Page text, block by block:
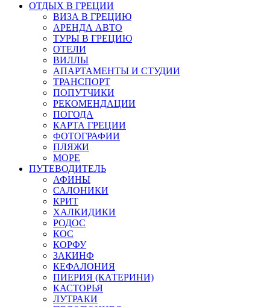
ОТДЫХ В ГРЕЦИИ
ВИЗА В ГРЕЦИЮ
АРЕНДА АВТО
ТУРЫ В ГРЕЦИЮ
ОТЕЛИ
ВИЛЛЫ
АПАРТАМЕНТЫ И СТУДИИ
ТРАНСПОРТ
ПОПУТЧИКИ
РЕКОМЕНДАЦИИ
ПОГОДА
КАРТА ГРЕЦИИ
ФОТОГРАФИИ
ПЛЯЖИ
МОРЕ
ПУТЕВОДИТЕЛЬ
АФИНЫ
САЛОНИКИ
КРИТ
ХАЛКИДИКИ
РОДОС
КОС
КОРФУ
ЗАКИНФ
КЕФАЛОНИЯ
ПИЕРИЯ (КАТЕРИНИ)
КАСТОРЬЯ
ЛУТРАКИ